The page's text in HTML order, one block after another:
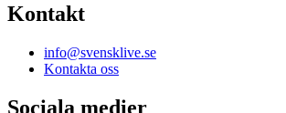
Kontakt
info@svensklive.se
Kontakta oss
Sociala medier